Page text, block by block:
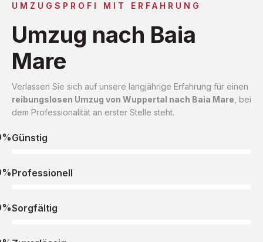
UMZUGSPROFI MIT ERFAHRUNG
Umzug nach Baia
Mare
Verlassen Sie sich auf unsere langjährige Erfahrung für einen
reibungslosen Umzug von Wuppertal nach Baia Mare , bei
dem Professionalität an erster Stelle steht.
Günstig
Professionell
Sorgfältig